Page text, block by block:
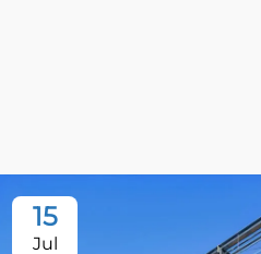
15
Jul